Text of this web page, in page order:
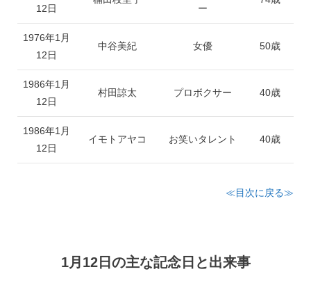
12日
ー
1976年1月
12日
中谷美紀 女優 50歳
1986年1月
12日
村田諒太 プロボクサー 40歳
1986年1月
12日
イモトアヤコ お笑いタレント 40歳
≪目次に戻る≫
1月12日の主な記念日と出来事